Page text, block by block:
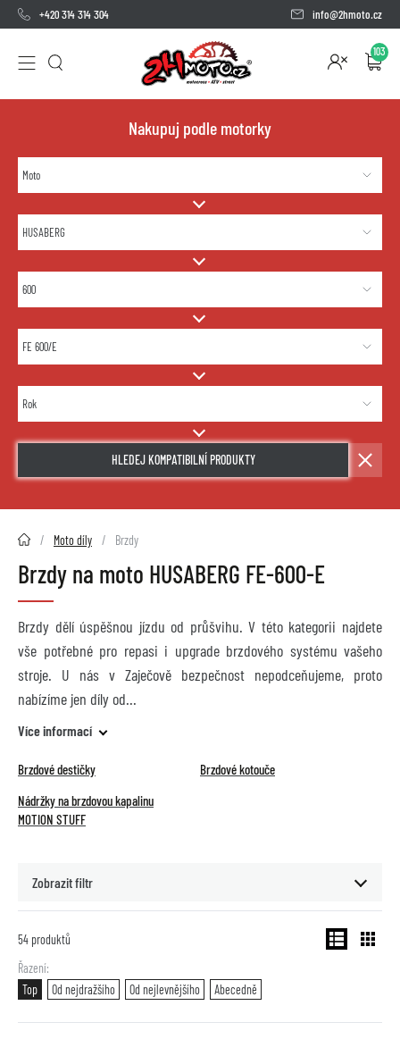
+420 314 314 304 info@2hmoto.cz
103
Nakupuj podle motorky
HLEDEJ KOMPATIBILNÍ PRODUKTY
2HMOTO.cz Moto díly Brzdy
Brzdy na moto HUSABERG FE-600-E
Brzdy dělí úspěšnou jízdu od průšvihu. V této kategorii najdete
vše potřebné pro repasi i upgrade brzdového systému vašeho
stroje. U nás v Zaječově bezpečnost nepodceňujeme, proto
nabízíme jen díly od
Více informací
Brzdové destičky
Brzdové kotouče
Nádržky na brzdovou kapalinu
MOTION STUFF
Zobrazit filtr
54 produktů
Řazení
Top
Od nejdražšího Od nejlevnějšího Abecedně